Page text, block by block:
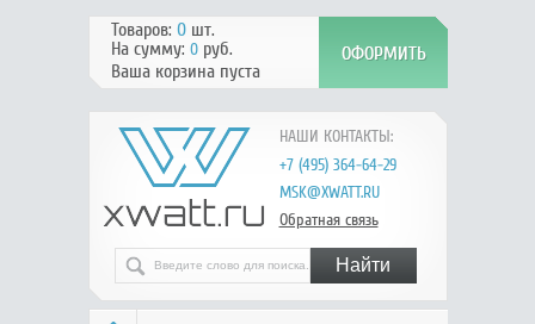
НАШИ КОНТАКТЫ:
+7 (495) 364-64-29
MSK@XWATT.RU
Обратная связь
Товаров: 0шт.
На сумму: 0руб.
Ваша корзина пуста